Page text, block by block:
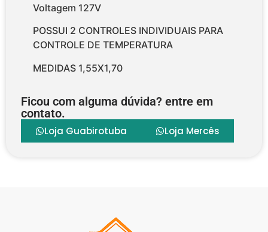
Voltagem 127V
POSSUI 2 CONTROLES INDIVIDUAIS PARA
CONTROLE DE TEMPERATURA
MEDIDAS 1,55X1,70
Ficou com alguma dúvida? entre em
contato.
Loja Guabirotuba Loja Mercês